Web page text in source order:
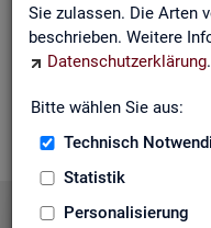
Sie zulassen. Die Arten
beschrieben. Weitere
Datenschutzerklärung.
Bitte wählen Sie aus:
Technisch
Statistik
Personalisierung
In der Me­dia­thek fin­den
zu zen­tra­len The­men
Vi­deo­an­ge­bot nach und
zu einem be­stimm­ten